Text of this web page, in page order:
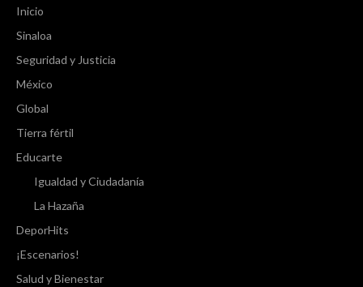
Inicio
Sinaloa
Seguridad y Justicia
México
Global
Tierra fértil
Educarte
Igualdad y Ciudadanía
La Hazaña
DeporHits
¡Escenarios!
Salud y Bienestar